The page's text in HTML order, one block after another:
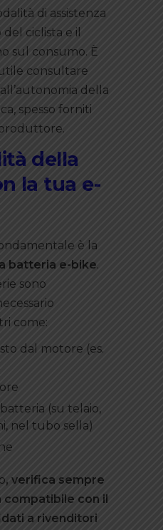
di assistenza
ciclista e il
sul consumo. È
consultare
della
spesso forniti
della
la tua e-
è la
batteria e-bike.
sono
come:
dal motore (es.
(su telaio,
nel tubo sella)
, verifica sempre
con il
a rivenditori